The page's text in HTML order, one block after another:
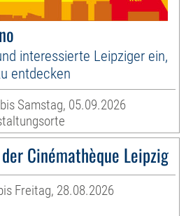
interessierte Leipziger ein,
entdecken
Samstag, 05.09.2026
Cinémathèque Leipzig
Freitag, 28.08.2026